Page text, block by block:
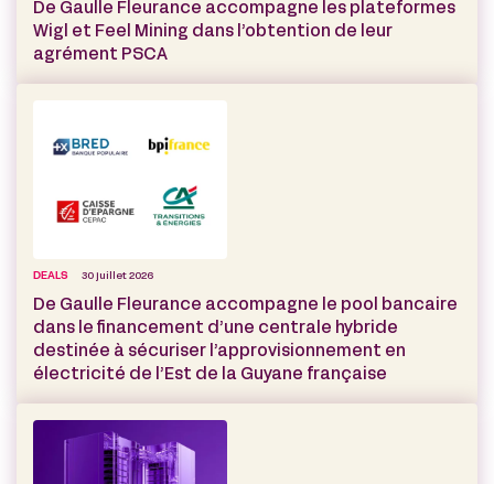
De Gaulle Fleurance accompagne les plateformes
Wigl et Feel Mining dans l’obtention de leur
agrément PSCA
DEALS 30 juillet 2026
De Gaulle Fleurance accompagne le pool bancaire
dans le financement d’une centrale hybride
destinée à sécuriser l’approvisionnement en
électricité de l’Est de la Guyane française